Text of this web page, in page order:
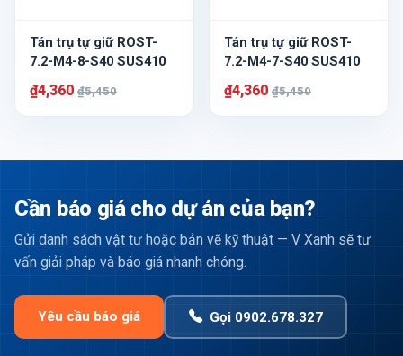
Tán trụ tự giữ ROST-
7.2-M4-8-S40 SUS410
₫4,360 ₫5,450
Tán trụ tự giữ ROST-
7.2-M4-7-S40 SUS410
₫4,360 ₫5,450
Cần báo giá cho dự án của bạn?
Gửi danh sách vật tư hoặc bản vẽ kỹ thuật — V Xanh sẽ tư
vấn giải pháp và báo giá nhanh chóng.
Yêu cầu báo giá Gọi 0902.678.327